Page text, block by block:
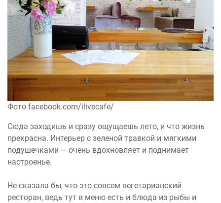
Фото facebook.com/ilivecafe/
Сюда заходишь и сразу ощущаешь лето, и что жизнь
прекрасна. Интерьер с зеленой травкой и мягкими
подушечками — очень вдохновляет и поднимает
настроенье.
Не сказала бы, что это совсем вегетарианский
ресторан, ведь тут в меню есть и блюда из рыбы и